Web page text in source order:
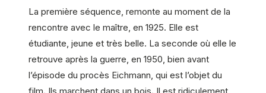
La première séquence, remonte au moment de la
rencontre avec le maître, en 1925. Elle est
étudiante, jeune et très belle. La seconde où elle le
retrouve après la guerre, en 1950, bien avant
l’épisode du procès Eichmann, qui est l’objet du